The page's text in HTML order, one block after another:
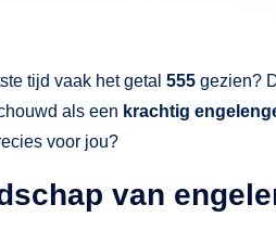
tijd vaak het getal 555 gezien?
als een krachtig
voor jou?
van